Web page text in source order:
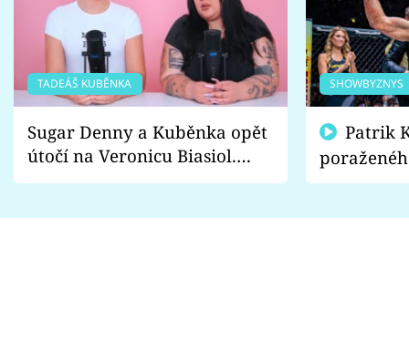
TADEÁŠ KUBĚNKA
Sugar Denny a Kuběnka opět
útočí na Veronicu Biasiol.
Proč je podle nich falešná a
SHOWBYZNYS
fanoušci